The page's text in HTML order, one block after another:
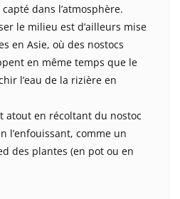
dans l’atmosphère.
le milieu est d’ailleurs mise
en Asie, où des nostocs
en même temps que le
l’eau de la rizière en
atout en récoltant du nostoc
l’enfouissant, comme un
des plantes (en pot ou en